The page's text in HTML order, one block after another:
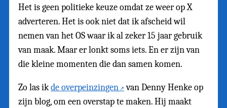
Het is geen politieke keuze omdat ze weer op X
adverteren. Het is ook niet dat ik afscheid wil
nemen van het OS waar ik al zeker 15 jaar gebruik
van maak. Maar er lonkt soms iets. En er zijn van
die kleine momenten die dan samen komen.
Zo las ikde overpeinzingen
van Denny Henke op
zijn blog, om een overstap te maken. Hij maakt